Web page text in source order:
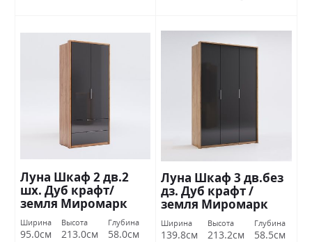
Луна Шкаф 2 дв.2
шх. Дуб крафт/
земля Миромарк
Ширина
95.0см
Высота
213.0см
Глубина
58.0см
Луна Шкаф 3 дв.без
дз. Дуб крафт /
земля Миромарк
Ширина
139.8см
Высота
213.2см
Глубина
58.5см